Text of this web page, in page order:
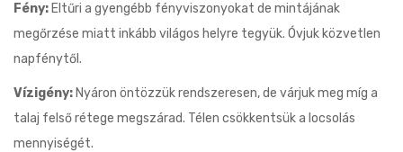
Fény: Eltűri a gyengébb fényviszonyokat de mintájának
megőrzése miatt inkább világos helyre tegyük. Óvjuk közvetlen
napfénytől.
Vízigény: Nyáron öntözzük rendszeresen, de várjuk meg míg a
talaj felső rétege megszárad. Télen csökkentsük a locsolás
mennyiségét.